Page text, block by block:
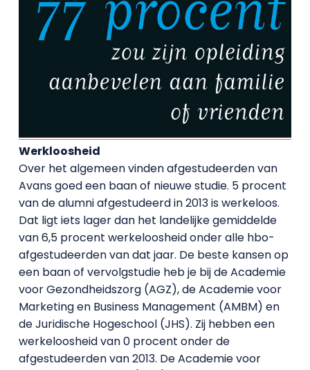
Werkloosheid
Over het algemeen vinden afgestudeerden van
Avans goed een baan of nieuwe studie. 5 procent
van de alumni afgestudeerd in 2013 is werkeloos.
Dat ligt iets lager dan het landelijke gemiddelde
van 6,5 procent werkeloosheid onder alle hbo-
afgestudeerden van dat jaar. De beste kansen op
een baan of vervolgstudie heb je bij de Academie
voor Gezondheidszorg (AGZ), de Academie voor
Marketing en Business Management (AMBM) en
de Juridische Hogeschool (JHS). Zij hebben een
werkeloosheid van 0 procent onder de
afgestudeerden van 2013. De Academie voor